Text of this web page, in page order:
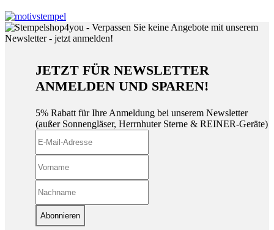
JETZT FÜR NEWSLETTER
ANMELDEN UND SPAREN!
5% Rabatt für Ihre Anmeldung bei unserem Newsletter
(außer Sonnengläser, Herrnhuter Sterne & REINER-Geräte)
Abonnieren